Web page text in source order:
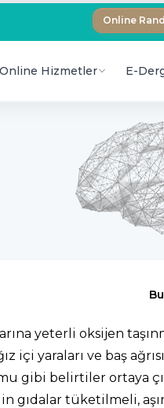
Online
Online Hizmetler E-
yeterli oksijen
içi yaraları ve baş
gibi belirtiler ortaya
gıdalar tüketilmeli,